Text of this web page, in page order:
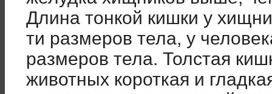
Длина тонкой кишки у
ти размеров тела, у
размеров тела. Толстая
животных короткая и